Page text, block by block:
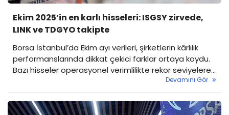
Ekim 2025’in en karlı hisseleri: ISGSY zirvede,
LINK ve TDGYO takipte
Borsa İstanbul’da Ekim ayı verileri, şirketlerin kârlılık
performanslarında dikkat çekici farklar ortaya koydu.
Bazı hisseler operasyonel verimlilikte rekor seviyelere
ulaşırken, bazı sektörlerde maliyet baskısı öne çıktı.
Özellikle birkaç şirketin açıklanan oranları, yatırımcıların
yeniden bu hisselere yönelmesine neden oldu.
Devamını Gör